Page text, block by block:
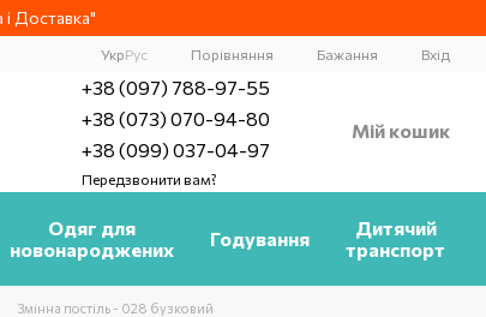
Доставка"
УкрРус Порівняння Бажання Вхід
+38 (097) 788-97-55
+38 (073) 070-94-80
+38 (099) 037-04-97
Передзвонити вам?
Мій кошик
Одяг для
новонароджених
Годування
Дитячий
транспорт
Змінна постіль - 028 бузковий